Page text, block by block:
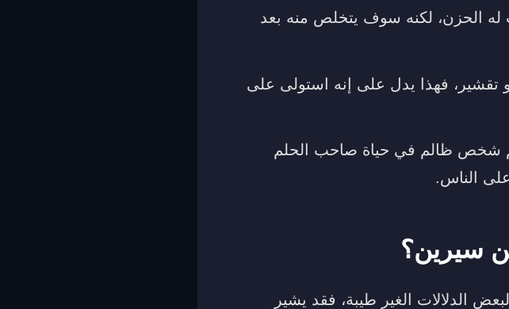
له الحزن، لكنه سوف يتخلص منه بعد
تقشير، فهذا يدل على إنه استولى على
شخص ظالم في حياة صاحب الحلم
الناس.
سيرين؟
الدلالات الغير طيبة، فقد يشير